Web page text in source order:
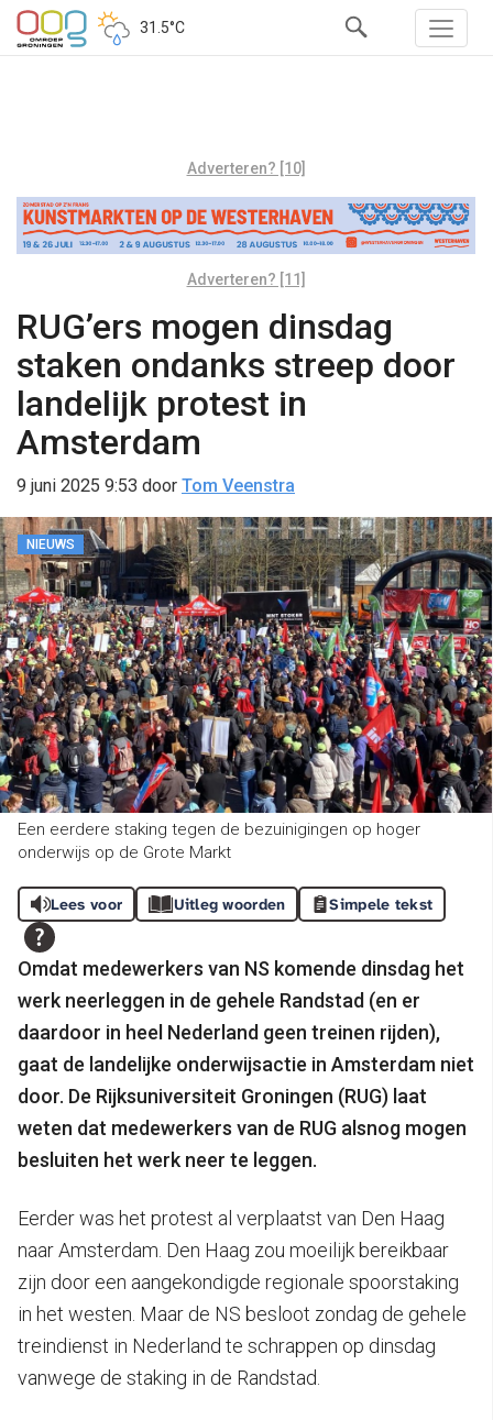
31.5°C
Adverteren? [10]
Adverteren? [11]
RUG’ers mogen dinsdag
staken ondanks streep door
landelijk protest in
Amsterdam
9 juni 2025 9:53 door Tom Veenstra
NIEUWS
Een eerdere staking tegen de bezuinigingen op hoger
onderwijs op de Grote Markt
Lees voor Uitleg woorden Simpele tekst
Omdat medewerkers van NS komende dinsdag het
werk neerleggen in de gehele Randstad (en er
daardoor in heel Nederland geen treinen rijden),
gaat de landelijke onderwijsactie in Amsterdam niet
door. De Rijksuniversiteit Groningen (RUG) laat
weten dat medewerkers van de RUG alsnog mogen
besluiten het werk neer te leggen.
Eerder was het protest al verplaatst van Den Haag
naar Amsterdam. Den Haag zou moeilijk bereikbaar
zijn door een aangekondigde regionale spoorstaking
in het westen. Maar de NS besloot zondag de gehele
treindienst in Nederland te schrappen op dinsdag
vanwege de staking in de Randstad.